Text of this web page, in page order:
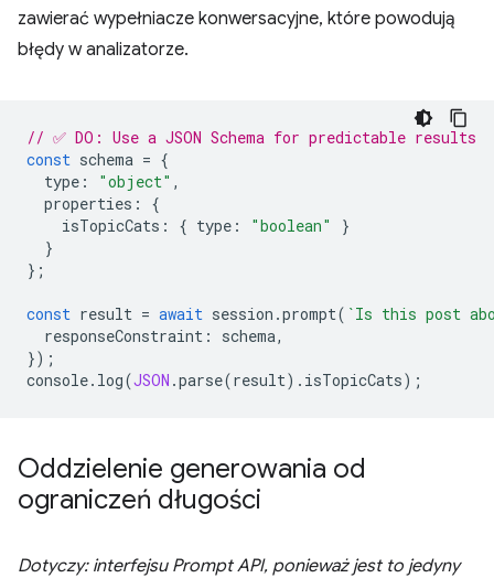
zawierać wypełniacze konwersacyjne, które powodują
błędy w analizatorze.
// ✅ DO: Use a JSON Schema for predictable results
const schema = {
type : "object" ,
properties :
{
isTopicCats : { type : "boolean"
}
}
};
const result = await session .prompt( `Is this post
responseConstraint : schema,
});
console. log(JSON .parse(result). isTopicCats);
Oddzielenie generowania od
ograniczeń długości
Dotyczy: interfejsu Prompt API, ponieważ jest to jedyny